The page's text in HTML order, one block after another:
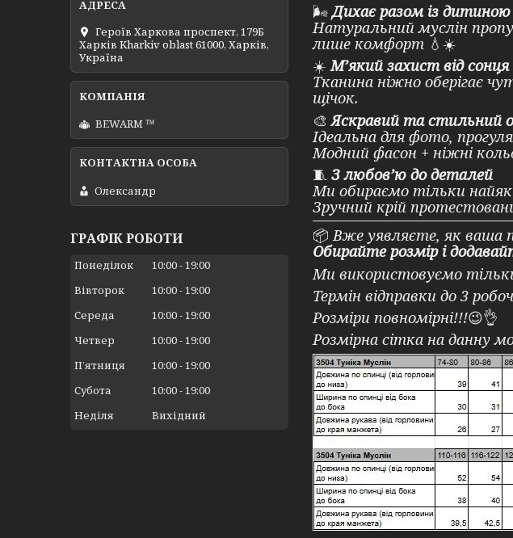
🌬Дихає разом із дитиною
Натуральний муслін
лише комфорт 💧☀️
☀️ М’який захист від сонця
Тканина ніжно оберігає
щічок.
🎨 Яскравий та стильний
Ідеальна для фото,
Модний фасон + ніжні
🧵 З любов’ю до деталей
Ми обираємо тільки
Зручний крій
📦 Вже уявляєте, як ваша
Обирайте розмір і
Ми використовуємо
Термін відправки до 3
Розміри повномірні!!!😉👌
Розмірна сітка на данну
Героїв Харкова проспект, 179Б
Харків Kharkiv oblast 61000, Харків,
Україна
BEWARM ™
Олександр
ГРАФІК РОБОТИ
Понеділок 10:00 19:00
Вівторок
10:00 19:00
Середа
10:00 19:00
Четвер
10:00 19:00
Пʼятниця
10:00 19:00
Субота
10:00 19:00
Неділя
Вихідний